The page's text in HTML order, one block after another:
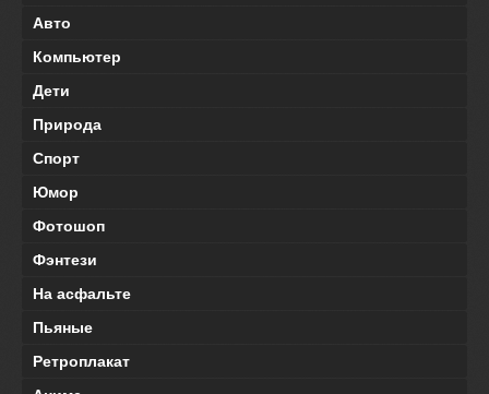
Авто
Компьютер
Дети
Природа
Спорт
Юмор
Фотошоп
Фэнтези
На асфальте
Пьяные
Ретроплакат